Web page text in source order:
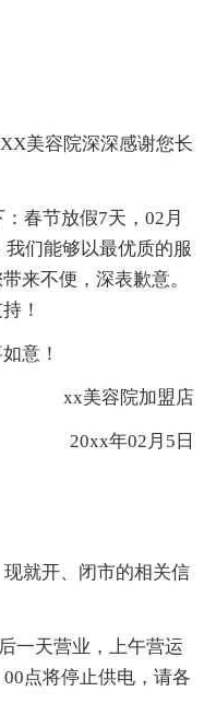
美容院深深感谢您长
春节放假7天，02月
们能够以最优质的服
来不便，深表歉意。
！
意！
xx美容院加盟店
20xx年02月5日
就开、闭市的相关信
天营业，上午营运
点将停止供电，请各